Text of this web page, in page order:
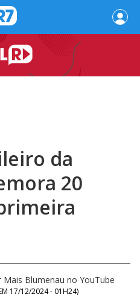
da
20
Blumenau no YouTube
17/12/2024 - 01H24)